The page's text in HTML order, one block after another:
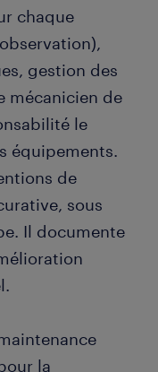
chaque
gestion des
mécanicien de
le
équipements.
de
sous
Il documente
la